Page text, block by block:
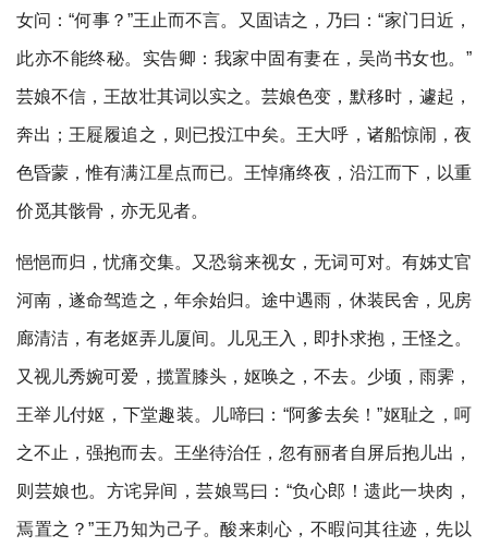
女问：“何事？”王止而不言。又固诘之，乃曰：“家门日近，
此亦不能终秘。实告卿：我家中固有妻在，吴尚书女也。”
芸娘不信，王故壮其词以实之。芸娘色变，默移时，遽起，
奔出；王屣履追之，则已投江中矣。王大呼，诸船惊闹，夜
色昏蒙，惟有满江星点而已。王悼痛终夜，沿江而下，以重
价觅其骸骨，亦无见者。
悒悒而归，忧痛交集。又恐翁来视女，无词可对。有姊丈官
河南，遂命驾造之，年余始归。途中遇雨，休装民舍，见房
廊清洁，有老妪弄儿厦间。儿见王入，即扑求抱，王怪之。
又视儿秀婉可爱，揽置膝头，妪唤之，不去。少顷，雨霁，
王举儿付妪，下堂趣装。儿啼曰：“阿爹去矣！”妪耻之，呵
之不止，强抱而去。王坐待治任，忽有丽者自屏后抱儿出，
则芸娘也。方诧异间，芸娘骂曰：“负心郎！遗此一块肉，
焉置之？”王乃知为己子。酸来刺心，不暇问其往迹，先以